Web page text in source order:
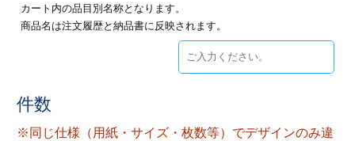
印刷
印刷
カード印刷
ァイル印刷
カート内の品目別名称となります。
商品名は注文履歴と納品書に反映されます。
件数
※同じ仕様（用紙・サイズ・枚数等）でデザインのみ違